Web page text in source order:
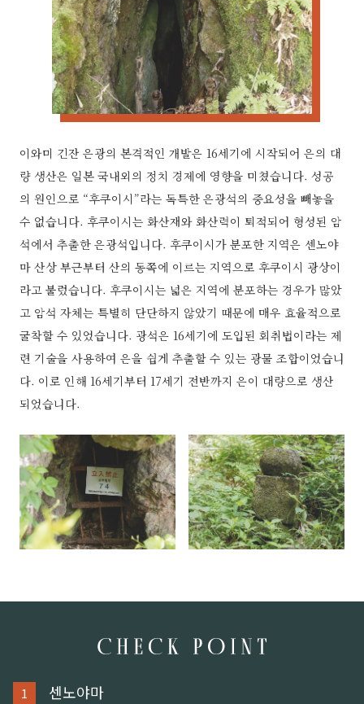
이와미 긴잔 은광의 본격적인 개발은 16세기에 시작되어 은의 대
량 생산은 일본 국내외의 정치 경제에 영향을 미쳤습니다. 성공
의 원인으로 “후쿠이시”라는 독특한 은광석의 중요성을 빼놓을
수 없습니다. 후쿠이시는 화산재와 화산력이 퇴적되어 형성된 암
석에서 추출한 은광석입니다. 후쿠이시가 분포한 지역은 센노야
마 산상 부근부터 산의 동쪽에 이르는 지역으로 후쿠이시 광상이
라고 불렀습니다. 후쿠이시는 넓은 지역에 분포하는 경우가 많았
고 암석 자체는 특별히 단단하지 않았기 때문에 매우 효율적으로
굴착할 수 있었습니다. 광석은 16세기에 도입된 회취법이라는 제
련 기술을 사용하여 은을 쉽게 추출할 수 있는 광물 조합이었습니
다. 이로 인해 16세기부터 17세기 전반까지 은이 대량으로 생산
되었습니다.
1 센노야마